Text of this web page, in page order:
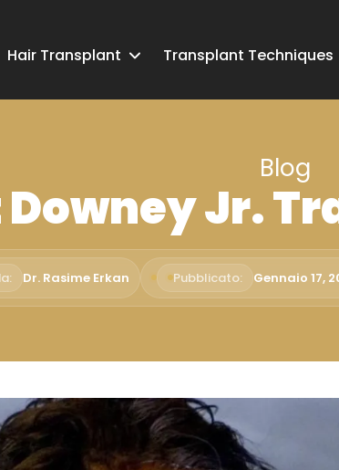
Hair Transplant Transplant Techniques
Blog
Jr.
Dr. Rasime Erkan Pubblicato: Gennaio 17,